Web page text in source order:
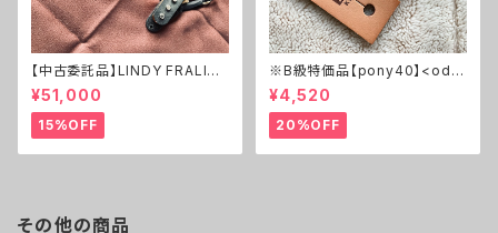
【中古委託品】LINDY FRALIN /
RS Guitarworks特注仕様 Str
atocaster Pickup Set
¥51,000
15%OFF
※B級特価品【pony40】<odd
>サンドベージュ×エイジド・ベ
ージュ＊イエローキャメルレザ
ー＊アンティーク金具【ピン径8
mm/ポリエステル綿素材のギタ
ーストラップ/odd.sdbgabgyc
¥4,520
20%OFF
その他の商品